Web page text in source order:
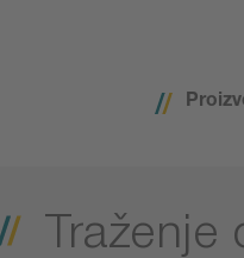
Traženje